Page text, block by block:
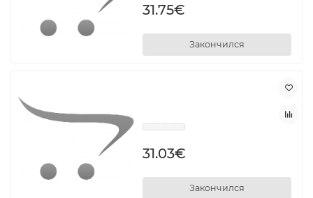
31.75€
Закончился
31.03€
Закончился